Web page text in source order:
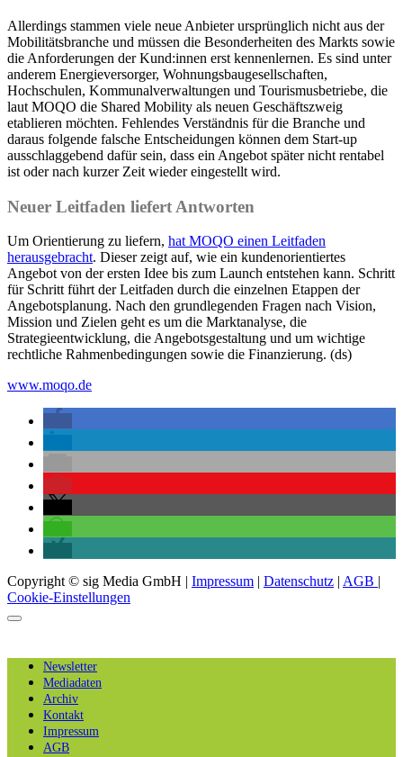
Allerdings stammen viele neue Anbieter ursprünglich nicht aus der
Mobilitätsbranche und müssen die Besonderheiten des Markts sowie
die Anforderungen der Kund:innen erst kennenlernen. Es sind unter
anderem Energieversorger, Wohnungsbaugesellschaften,
Hochschulen, Kommunalverwaltungen und Tourismusbetriebe, die
laut MOQO die Shared Mobility als neuen Geschäftszweig
etablieren möchten. Fehlendes Verständnis für die Branche und
daraus folgende falsche Entscheidungen können dem Start-up
ausschlaggebend dafür sein, dass ein Angebot später nicht rentabel
ist oder nach kurzer Zeit wieder eingestellt wird.
Neuer Leitfaden liefert Antworten
Um Orientierung zu liefern, hat MOQO einen Leitfaden
herausgebracht. Dieser zeigt auf, wie ein kundenorientiertes
Angebot von der ersten Idee bis zum Launch entstehen kann. Schritt
für Schritt führt der Leitfaden durch die einzelnen Etappen der
Angebotsplanung. Nach den grundlegenden Fragen nach Vision,
Mission und Zielen geht es um die Marktanalyse, die
Strategieentwicklung, die Angebotsgestaltung und um wichtige
rechtliche Rahmenbedingungen sowie die Finanzierung. (ds)
www.moqo.de
Copyright © sig Media GmbH | Impressum | Datenschutz | AGB |
Cookie-Einstellungen
Newsletter
Mediadaten
Archiv
Kontakt
Impressum
AGB